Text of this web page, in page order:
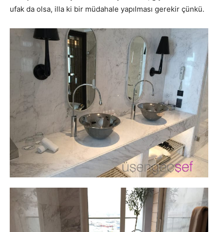
ufak da olsa, illa ki bir müdahale yapılması gerekir çünkü.